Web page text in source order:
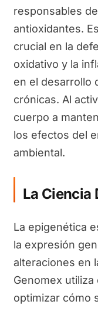
responsables
antioxidantes.
crucial en la
oxidativo y la
en el desarrollo
crónicas. Al
cuerpo a
los efectos del
ambiental.
La Ciencia
La epigenética
la expresión
alteraciones en
Genomex utiliza
optimizar cómo